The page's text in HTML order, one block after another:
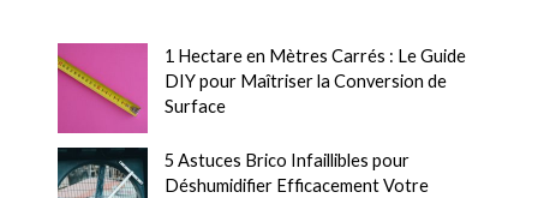
1 Hectare en Mètres Carrés : Le Guide
DIY pour Maîtriser la Conversion de
Surface
5 Astuces Brico Infaillibles pour
Déshumidifier Efficacement Votre